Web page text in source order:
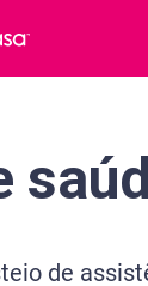
de